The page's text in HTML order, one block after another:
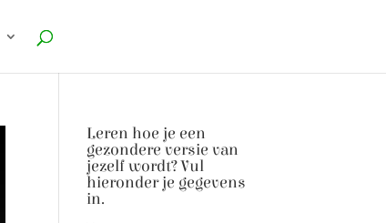
Leren hoe je een
gezondere versie van
jezelf wordt? Vul
hieronder je gegevens
in.